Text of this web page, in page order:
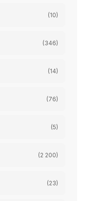
(10)
(346)
(14)
(76)
(5)
(2 200)
(23)